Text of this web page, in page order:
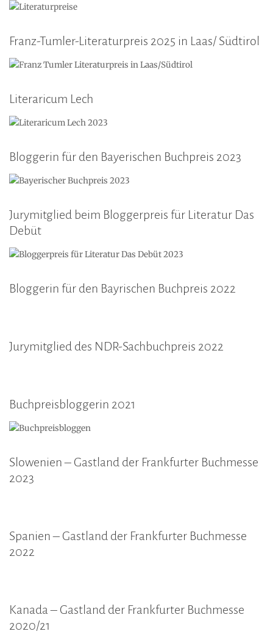
Franz-Tumler-Literaturpreis 2025 in Laas/ Südtirol
Literaricum Lech
Bloggerin für den Bayerischen Buchpreis 2023
Jurymitglied beim Bloggerpreis für Literatur Das
Debüt
Bloggerin für den Bayrischen Buchpreis 2022
Jurymitglied des NDR-Sachbuchpreis 2022
Buchpreisbloggerin 2021
Slowenien – Gastland der Frankfurter Buchmesse
2023
Spanien – Gastland der Frankfurter Buchmesse
2022
Kanada – Gastland der Frankfurter Buchmesse
2020/21